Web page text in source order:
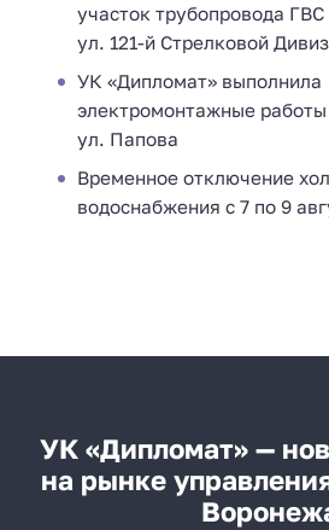
участок трубопровода
ул. 121-й Стрелковой
УК «Дипломат» выполнила
электромонтажные
ул. Папова
Временное отключение
водоснабжения с 7 по 9
УК «Дипломат» —
на рынке